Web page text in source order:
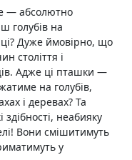
— абсолютно
голубів на
Дуже ймовірно, що
століття і
Адже ці пташки —
на голубів,
і деревах? Та
неабияку
Вони смішитимуть
у